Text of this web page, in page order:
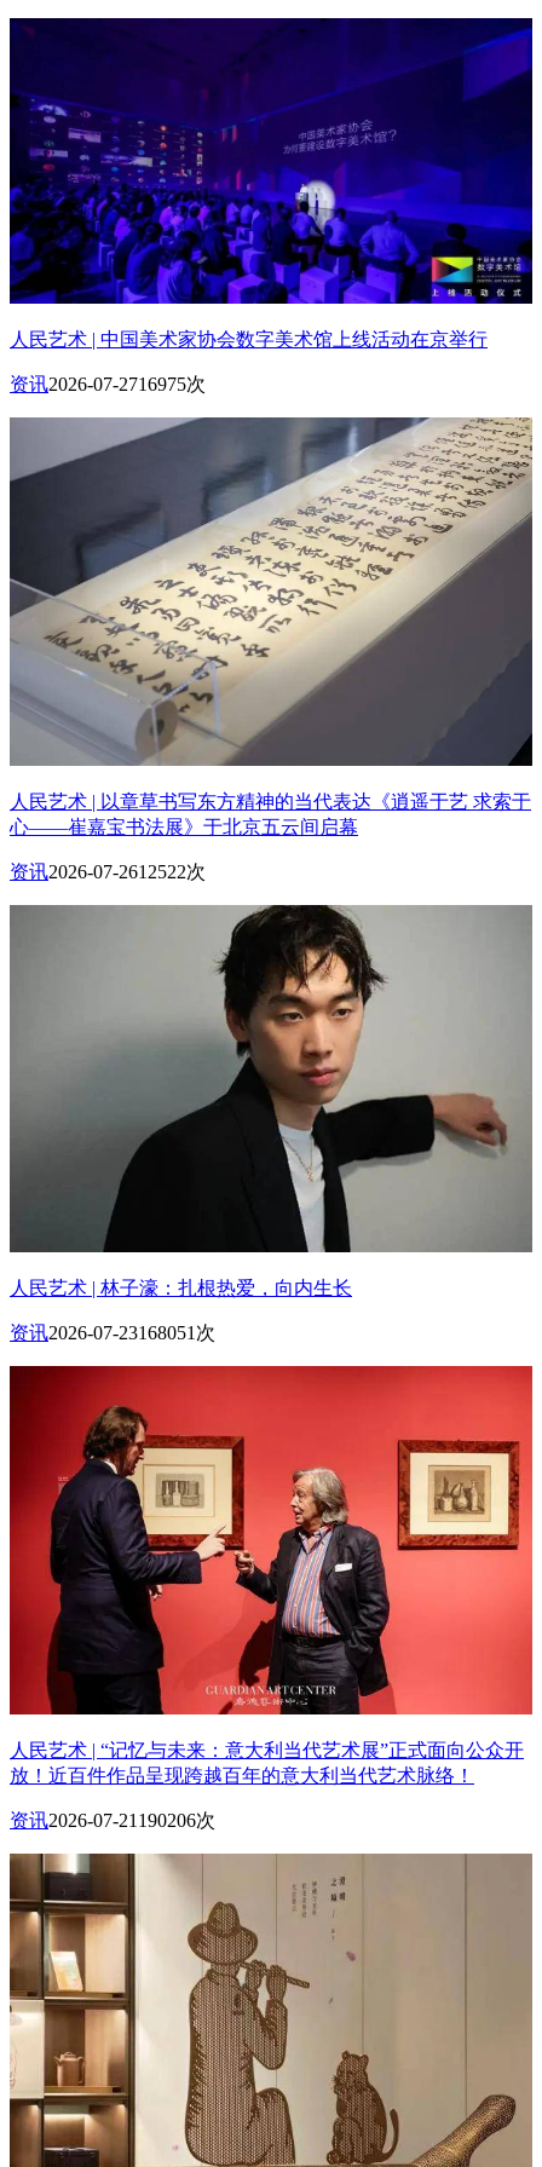
人民艺术 | 中国美术家协会数字美术馆上线活动在京举行
资讯2026-07-2716975次
人民艺术 | 以章草书写东方精神的当代表达《逍遥于艺 求索于
心——崔嘉宝书法展》于北京五云间启幕
资讯2026-07-2612522次
人民艺术 | 林子濠：扎根热爱，向内生长
资讯2026-07-23168051次
人民艺术 | “记忆与未来：意大利当代艺术展”正式面向公众开
放！近百件作品呈现跨越百年的意大利当代艺术脉络！
资讯2026-07-21 190206次